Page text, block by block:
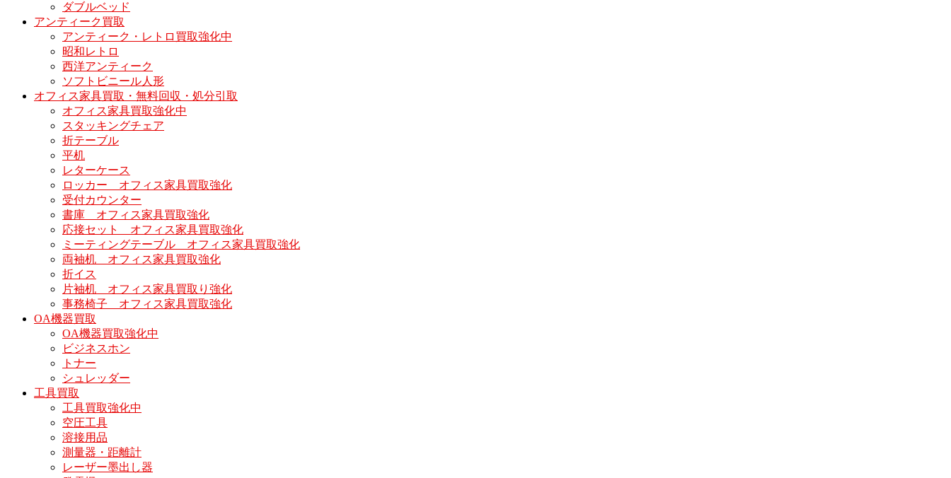
ダブルベッド
アンティーク買取
アンティーク・レトロ買取強化中
昭和レトロ
西洋アンティーク
ソフトビニール人形
オフィス家具買取・無料回収・処分引取
オフィス家具買取強化中
スタッキングチェア
折テーブル
平机
レターケース
ロッカー オフィス家具買取強化
受付カウンター
書庫 オフィス家具買取強化
応接セット オフィス家具買取強化
ミーティングテーブル オフィス家具買取強化
両袖机 オフィス家具買取強化
折イス
片袖机 オフィス家具買取り強化
事務椅子 オフィス家具買取強化
OA機器買取
OA機器買取強化中
ビジネスホン
トナー
シュレッダー
工具買取
工具買取強化中
空圧工具
溶接用品
測量器・距離計
レーザー墨出し器